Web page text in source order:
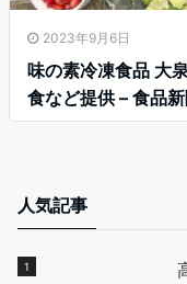
2023年9月6日
味の素冷凍食品 大
食など提供 – 食品新
人気記事